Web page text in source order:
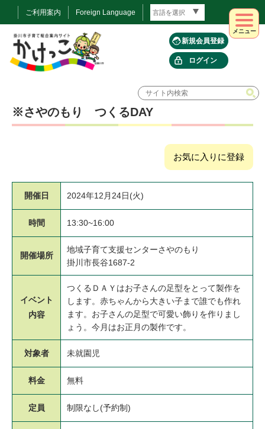
ご利用案内 Foreign Language
新規会員登録
ログイン
メニュー
※さやのもり つくるDAY
お気に入りに登録
開催日 2024年12月24日(火)
時間 13:30~16:00
開催場所
地域子育て支援センターさやのもり
掛川市長谷1687-2
イベント
内容
つくるＤＡＹはお子さんの足型をとって製作を
します。赤ちゃんから大きい子まで誰でも作れ
ます。お子さんの足型で可愛い飾りを作りまし
ょう。今月はお正月の製作です。
対象者 未就園児
料金 無料
定員 制限なし(予約制)